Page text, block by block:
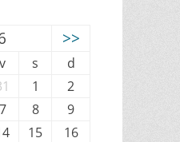
>>
v s
d
1
2
7 8
9
15
16